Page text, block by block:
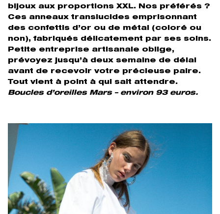
bijoux aux proportions XXL. Nos préférés ?
Ces anneaux translucides emprisonnant
des confettis d’or ou de métal (coloré ou
non), fabriqués délicatement par ses soins.
Petite entreprise artisanale oblige,
prévoyez jusqu’à deux semaine de délai
avant de recevoir votre précieuse paire.
Tout vient à point à qui sait attendre.
Boucles d’oreilles Mars – environ 93 euros.